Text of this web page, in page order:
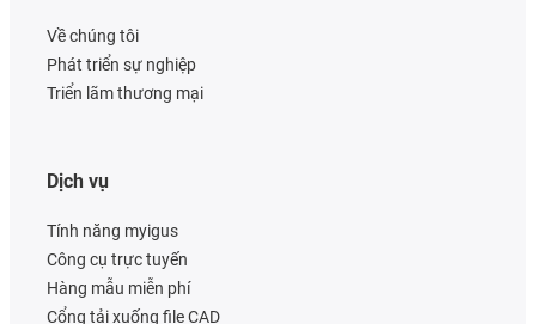
Về chúng tôi
Phát triển sự nghiệp
Triển lãm thương mại
Dịch vụ
Tính năng myigus
Công cụ trực tuyến
Hàng mẫu miễn phí
Cổng tải xuống file CAD